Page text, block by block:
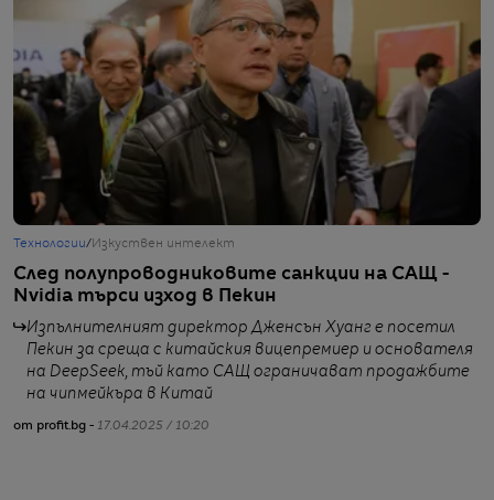
Технологии/ Изкуствен интелект
След полупроводниковите санкции на САЩ -
Nvidia търси изход в Пекин
Изпълнителният директор Дженсън Хуанг е посетил
Пекин за среща с китайския вицепремиер и основателя
на DeepSeek, тъй като САЩ ограничават продажбите
на чипмейкъра в Китай
от profit.bg - 17.04.2025 / 10:20